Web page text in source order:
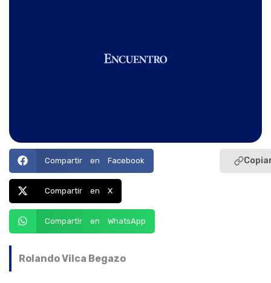
Compartir en Facebook
Compartir en X
Compartir en WhatsApp
Rolando Vilca Begazo